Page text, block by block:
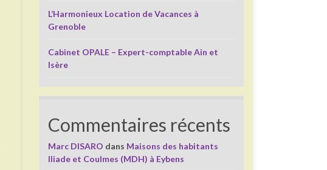
L’Harmonieux Location de Vacances à
Grenoble
Cabinet OPALE – Expert-comptable Ain et
Isère
Commentaires récents
Marc DISARO dans Maisons des habitants
Iliade et Coulmes (MDH) à Eybens